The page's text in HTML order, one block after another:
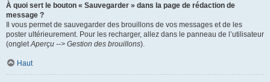
À quoi sert le bouton « Sauvegarder » dans la page de rédaction de
message ?
Il vous permet de sauvegarder des brouillons de vos messages et de les
poster ultérieurement. Pour les recharger, allez dans le panneau de l’utilisateur
(ongletAperçu --> Gestion des brouillons).
Haut